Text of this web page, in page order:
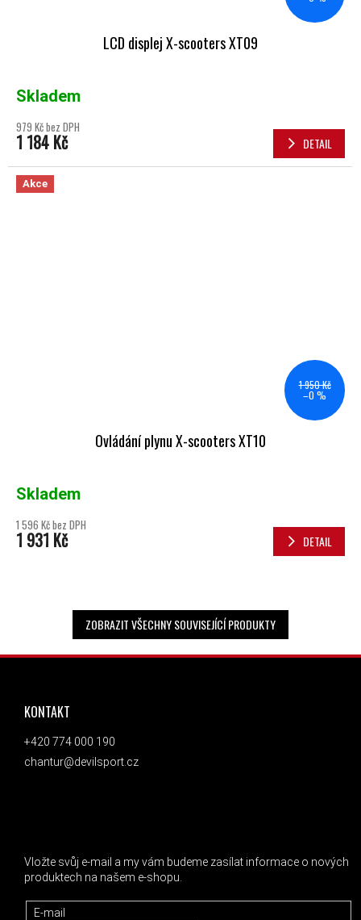
LCD displej X-scooters XT09
Skladem
979 Kč bez DPH
1 184 Kč DETAIL
Akce
1 950 Kč
–0 %
Ovládání plynu X-scooters XT10
Skladem
1 596 Kč bez DPH
1 931 Kč DETAIL
ZOBRAZIT VŠECHNY SOUVISEJÍCÍ PRODUKTY
ZÁPATÍ
KONTAKT
+420 774 000 190
chantur@devilsport.cz
Vložte svůj e-mail a my vám budeme zasílat informace o nových
produktech na našem e-shopu.
E-mail